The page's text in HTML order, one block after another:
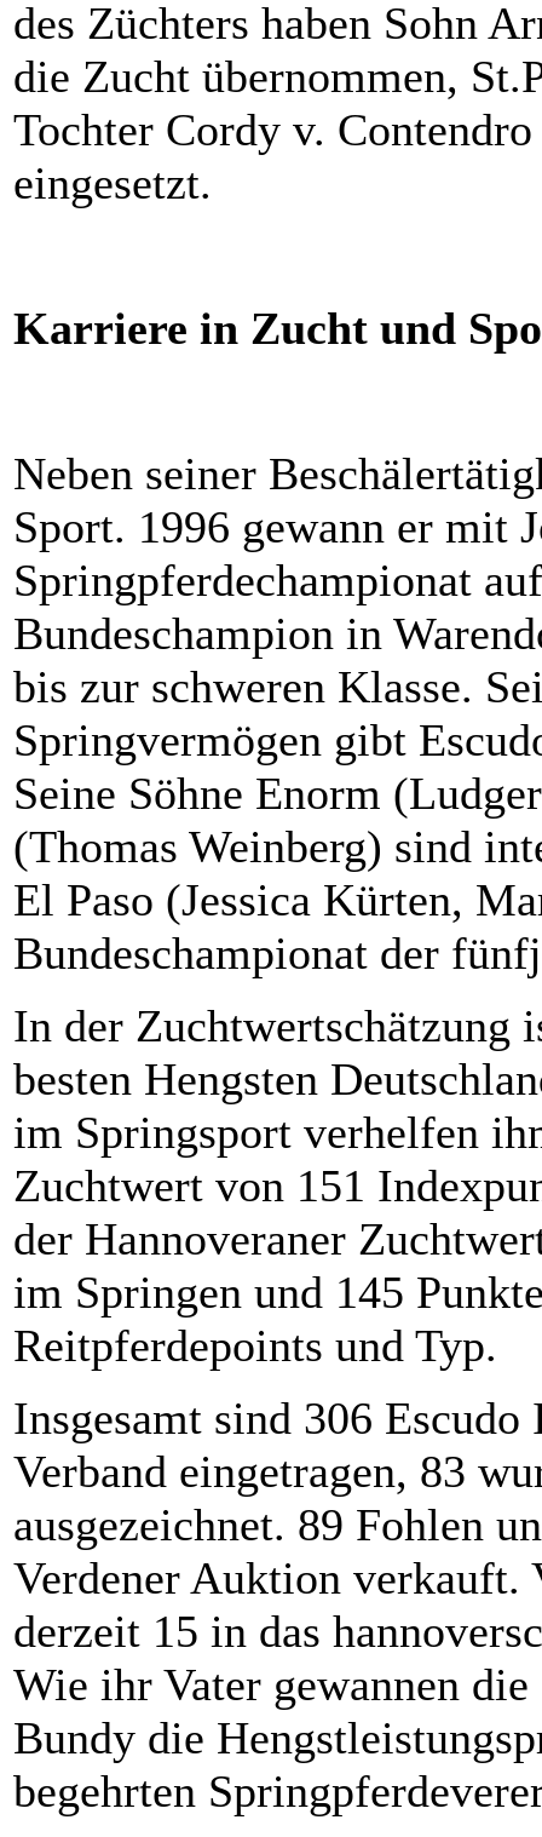
des Züchters haben Sohn
die Zucht übernommen,
Tochter Cordy v.
eingesetzt.
Karriere in Zucht und
Neben seiner
Sport. 1996 gewann er mit
Springpferdechampionat
Bundeschampion in
bis zur schweren Klasse.
Springvermögen gibt
Seine Söhne Enorm
(Thomas Weinberg) sind
El Paso (Jessica Kürten,
Bundeschampionat der
In der Zuchtwertschätzung
besten Hengsten
im Springsport verhelfen
Zuchtwert von 151
der Hannoveraner
im Springen und 145
Reitpferdepoints und Typ.
Insgesamt sind 306
Verband eingetragen, 83
ausgezeichnet. 89 Fohlen
Verdener Auktion verkauft.
derzeit 15 in das
Wie ihr Vater gewannen
Bundy die
begehrten